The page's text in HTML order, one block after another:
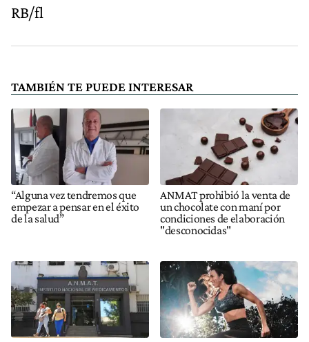
RB/fl
TAMBIÉN TE PUEDE INTERESAR
“Alguna vez tendremos que
empezar a pensar en el éxito
de la salud”
ANMAT prohibió la venta de
un chocolate con maní por
condiciones de elaboración
"desconocidas"